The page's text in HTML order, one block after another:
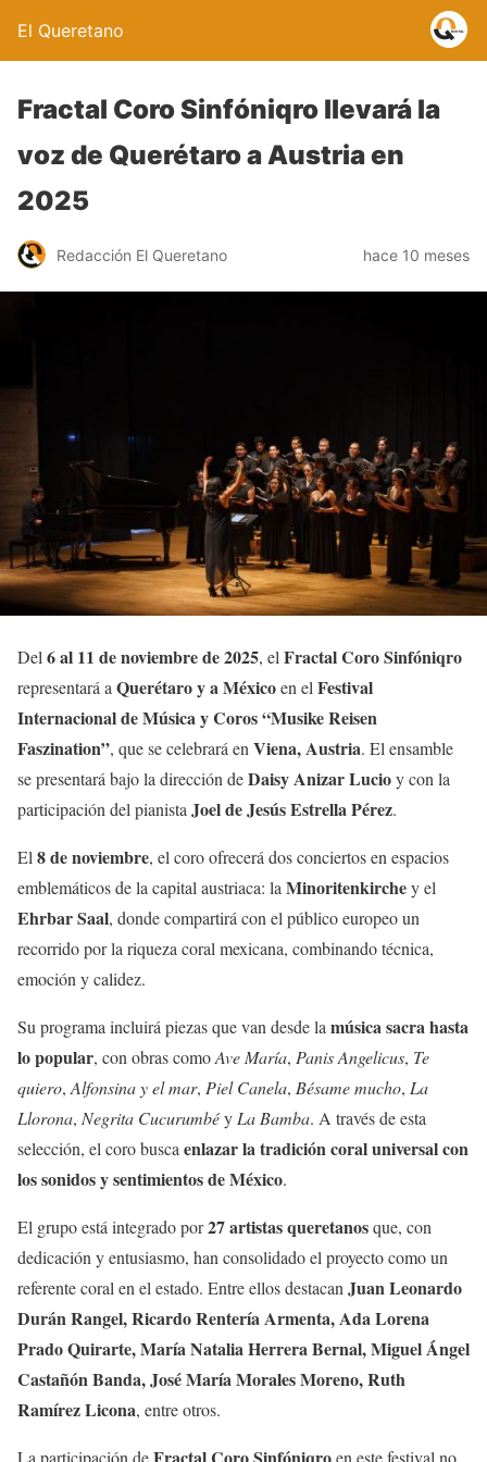
El Queretano
Fractal Coro Sinfóniqro llevará la
voz de Querétaro a Austria en
2025
Redacción El Queretano hace 10 meses
Del 6 al 11 de noviembre de 2025, el Fractal Coro Sinfóniqro
representará a Querétaro y a Méxicoen el Festival
Internacional de Música y Coros “Musike Reisen
Faszination”, que se celebrará en Viena, Austria. El ensamble
se presentará bajo la dirección deDaisy Anizar Lucioy con la
participación del pianista Joel de Jesús Estrella Pérez.
El 8 de noviembre, el coro ofrecerá dos conciertos en espacios
emblemáticos de la capital austriaca: la Minoritenkirchey el
Ehrbar Saal, donde compartirá con el público europeo un
recorrido por la riqueza coral mexicana, combinando técnica,
emoción y calidez.
Su programa incluirá piezas que van desde la música sacra hasta
lo popular, con obras comoAve María, Panis Angelicus, Te
quiero, Alfonsina y el mar, Piel Canela, Bésame mucho, La
Llorona, Negrita Cucurumbéy La Bamba. A través de esta
selección, el coro busca enlazar la tradición coral universal con
los sonidos y sentimientos de México.
El grupo está integrado por27 artistas queretanosque, con
dedicación y entusiasmo, han consolidado el proyecto como un
referente coral en el estado. Entre ellos destacan Juan Leonardo
Durán Rangel, Ricardo Rentería Armenta, Ada Lorena
Prado Quirarte, María Natalia Herrera Bernal, Miguel Ángel
Castañón Banda, José María Morales Moreno, Ruth
Ramírez Licona, entre otros.
La participación de en este festival no